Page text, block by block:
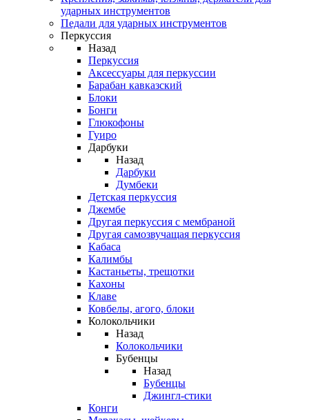
ударных инструментов
Педали для ударных инструментов
Перкуссия
Назад
Перкуссия
Аксессуары для перкуссии
Барабан кавказский
Блоки
Бонги
Глюкофоны
Гуиро
Дарбуки
Назад
Дарбуки
Думбеки
Детская перкуссия
Джембе
Другая перкуссия с мембраной
Другая самозвучащая перкуссия
Кабаса
Калимбы
Кастаньеты, трещотки
Кахоны
Клаве
Ковбелы, агого, блоки
Колокольчики
Назад
Колокольчики
Бубенцы
Назад
Бубенцы
Джингл-стики
Конги